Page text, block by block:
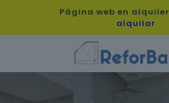
Página web en alquiler
alquilar